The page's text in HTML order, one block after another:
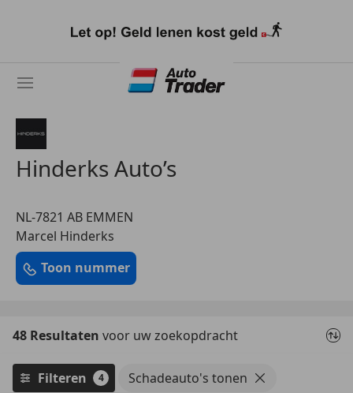
naar
Hinderks Auto’s
NL-7821 AB EMMEN
Marcel Hinderks
Toon nummer
48 Resultaten voor uw zoekopdracht
Filteren 4 Schadeauto's tonen